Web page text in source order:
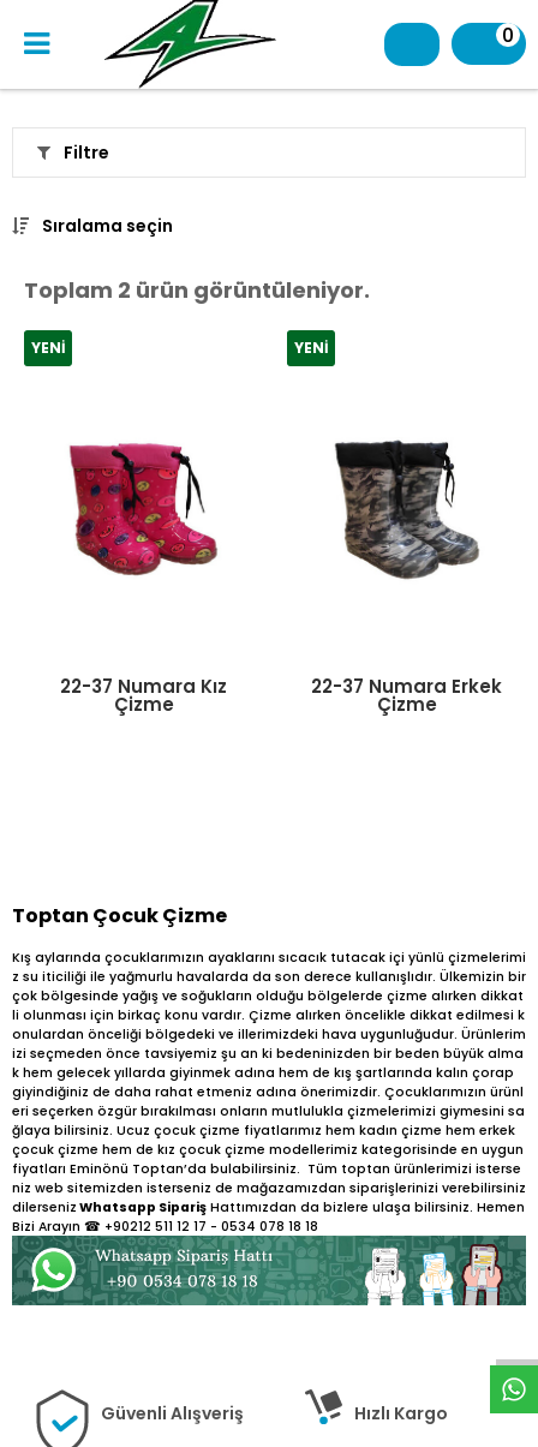
W
h
t
s
a
p
p
D
e
s
e
H
a
t
t
0
Filtre
Sıralama seçin
Toplam 2 ürün görüntüleniyor.
YENI
22-37 Numara Kız
Çizme
YENI
22-37 Numara Erkek
Çizme
Toptan Çocuk Çizme
Kış aylarında çocuklarımızın ayaklarını sıcacık tutacak içi yünlü çizmelerimi
z su iticiliği ile yağmurlu havalarda da son derece kullanışlıdır. Ülkemizin bir
çok bölgesinde yağış ve soğukların olduğu bölgelerde çizme alırken dikkat
li olunması için birkaç konu vardır. Çizme alırken öncelikle dikkat edilmesi k
onulardan önceliği bölgedeki ve illerimizdeki hava uygunluğudur. Ürünlerim
izi seçmeden önce tavsiyemiz şu an ki bedeninizden bir beden büyük alma
k hem gelecek yıllarda giyinmek adına hem de kış şartlarında kalın çorap
giyindiğiniz de daha rahat etmeniz adına önerimizdir. Çocuklarımızın ürünl
eri seçerken özgür bırakılması onların mutlulukla çizmelerimizi giymesini sa
ğlaya bilirsiniz. Ucuz çocuk çizme fiyatlarımız hem kadın çizme hem erkek
çocuk çizme hem de kız çocuk çizme modellerimiz kategorisinde en uygun
fiyatları Eminönü Toptan’da bulabilirsiniz. Tüm toptan ürünlerimizi isterse
niz web sitemizden isterseniz de mağazamızdan siparişlerinizi verebilirsiniz
dilerseniz Whatsapp Sipariş Hattımızdan da bizlere ulaşa bilirsiniz. Hemen
Bizi Arayın ☎ +90212 511 12 17 - 0534 078 18 18
Güvenli Alışveriş Hızlı Kargo